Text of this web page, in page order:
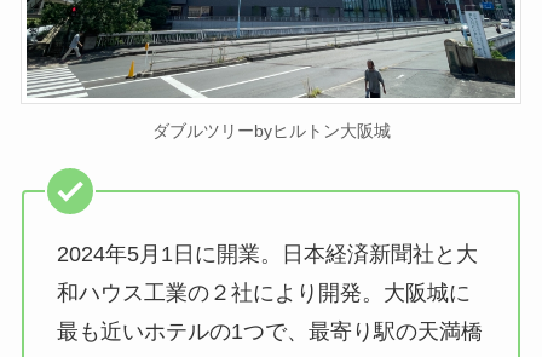
ダブルツリーbyヒルトン大阪城
2024年5月1日に開業。日本経済新聞社と大
和ハウス工業の２社により開発。大阪城に
最も近いホテルの1つで、最寄り駅の天満橋